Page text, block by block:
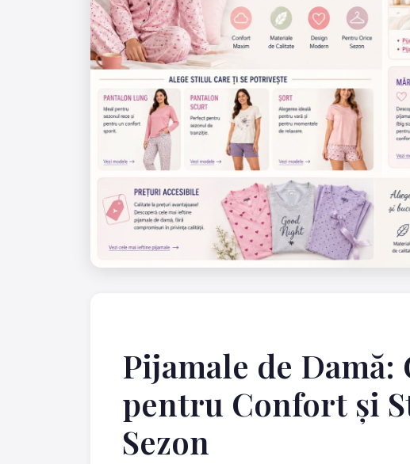
Pijamale de
pentru Confort și
Sezon